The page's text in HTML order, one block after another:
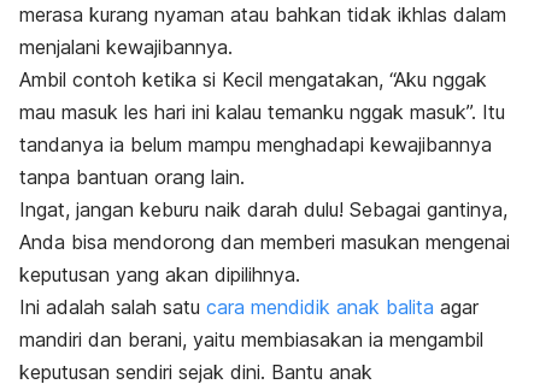
merasa kurang nyaman atau bahkan tidak ikhlas dalam
menjalani kewajibannya.
Ambil contoh ketika si Kecil mengatakan, “Aku nggak
mau masuk les hari ini kalau temanku nggak masuk”. Itu
tandanya ia belum mampu menghadapi kewajibannya
tanpa bantuan orang lain.
Ingat, jangan keburu naik darah dulu! Sebagai gantinya,
Anda bisa mendorong dan memberi masukan mengenai
keputusan yang akan dipilihnya.
Ini adalah salah satu cara mendidik anak balita agar
mandiri dan berani, yaitu membiasakan ia mengambil
keputusan sendiri sejak dini. Bantu anak